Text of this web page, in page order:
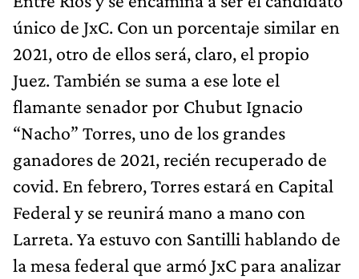
único de JxC. Con un porcentaje similar en
2021, otro de ellos será, claro, el propio
Juez. También se suma a ese lote el
flamante senador por Chubut Ignacio
“Nacho” Torres, uno de los grandes
ganadores de 2021, recién recuperado de
covid. En febrero, Torres estará en Capital
Federal y se reunirá mano a mano con
Larreta. Ya estuvo con Santilli hablando de
la mesa federal que armó JxC para analizar